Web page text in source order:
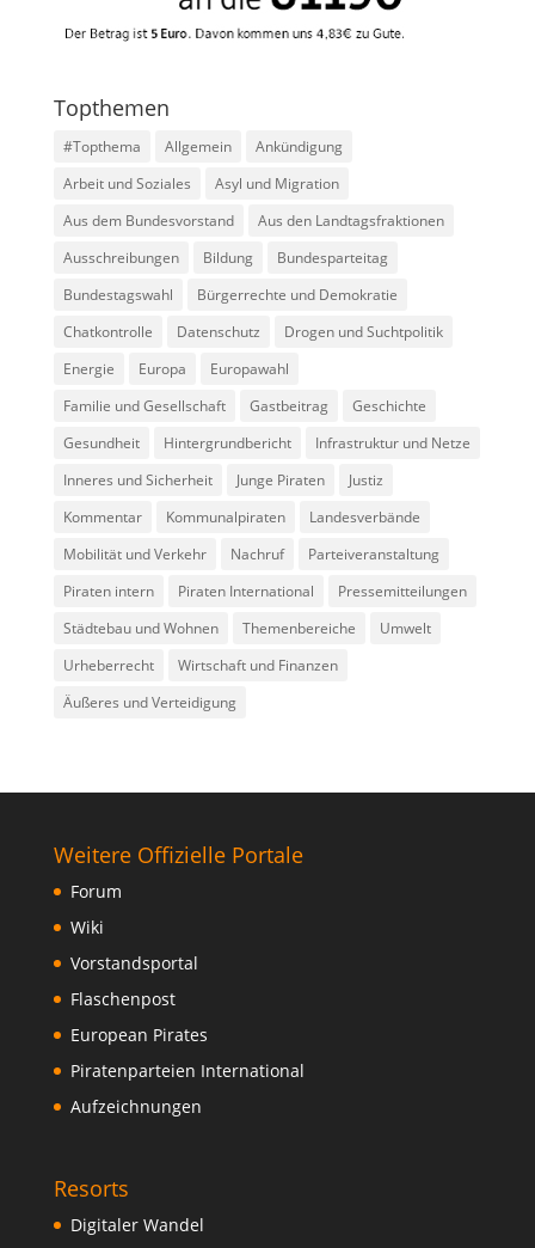
Topthemen
#Topthema Allgemein
Ankündigung
Arbeit und Soziales
Asyl und Migration
Aus dem Bundesvorstand
Aus den Landtagsfraktionen
Ausschreibungen
Bildung
Bundesparteitag
Bundestagswahl
Bürgerrechte und Demokratie
Chatkontrolle
Datenschutz
Drogen und Suchtpolitik
Energie
Europa
Europawahl
Familie und Gesellschaft
Gastbeitrag
Geschichte
Gesundheit
Hintergrundbericht
Infrastruktur und Netze
Inneres und Sicherheit
Junge Piraten
Justiz
Kommentar
Kommunalpiraten
Landesverbände
Mobilität und Verkehr
Nachruf
Parteiveranstaltung
Piraten intern
Piraten International
Pressemitteilungen
Städtebau und Wohnen
Themenbereiche
Umwelt
Urheberrecht
Wirtschaft und Finanzen
Äußeres und Verteidigung
Weitere Offizielle Portale
Forum
Wiki
Vorstandsportal
Flaschenpost
European Pirates
Piratenparteien International
Aufzeichnungen
Resorts
Digitaler Wandel